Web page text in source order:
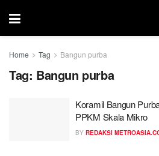
Home Tag Bangun purba
Tag: Bangun purba
Koramil Bangun
PPKM Skala Mikro
BY REDAKSI